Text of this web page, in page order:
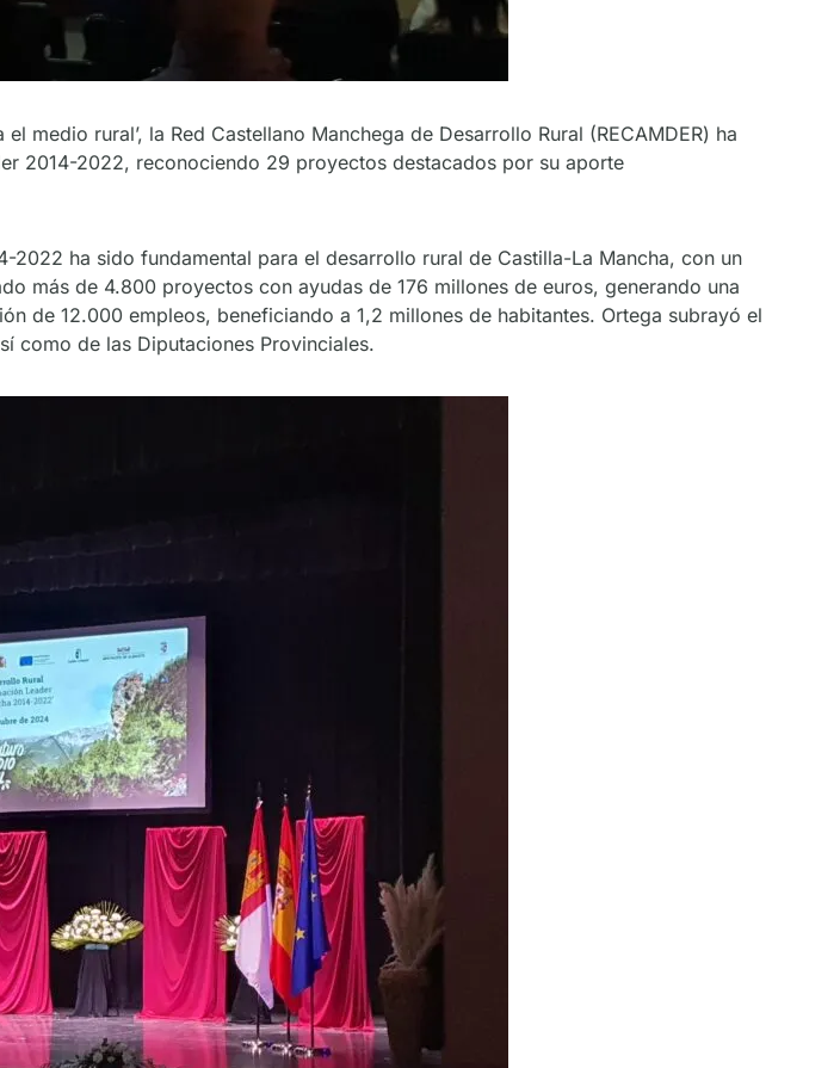
medio rural’, la Red Castellano Manchega de Desarrollo Rural (RECAMDER) ha
2014-2022, reconociendo 29 proyectos destacados por su aporte
2022 ha sido fundamental para el desarrollo rural de Castilla-La Mancha, con un
más de 4.800 proyectos con ayudas de 176 millones de euros, generando una
de 12.000 empleos, beneficiando a 1,2 millones de habitantes. Ortega subrayó el
como de las Diputaciones Provinciales.